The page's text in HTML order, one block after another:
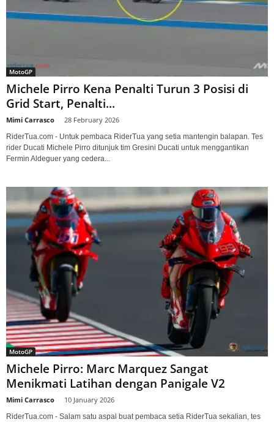
MotoGP
Michele Pirro Kena Penalti Turun 3 Posisi di
Grid Start, Penalti...
Mimi Carrasco 28 February 2026
RiderTua.com - Untuk pembaca RiderTua yang setia mantengin balapan. Tes
rider Ducati Michele Pirro ditunjuk tim Gresini Ducati untuk menggantikan
Fermin Aldeguer yang cedera...
MotoGP
Michele Pirro: Marc Marquez Sangat
Menikmati Latihan dengan Panigale V2
Mimi Carrasco 10 January 2026
RiderTua.com - Salam satu aspal buat pembaca setia RiderTua sekalian, tes